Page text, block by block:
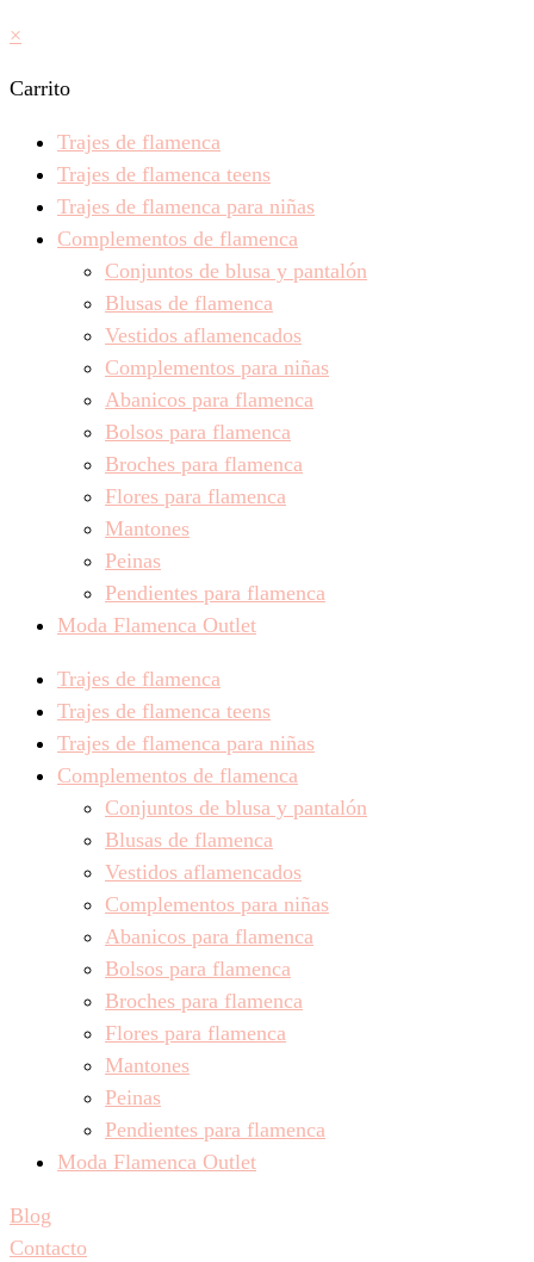
×
Carrito
Trajes de flamenca
Trajes de flamenca teens
Trajes de flamenca para niñas
Complementos de flamenca
Conjuntos de blusa y pantalón
Blusas de flamenca
Vestidos aflamencados
Complementos para niñas
Abanicos para flamenca
Bolsos para flamenca
Broches para flamenca
Flores para flamenca
Mantones
Peinas
Pendientes para flamenca
Moda Flamenca Outlet
Trajes de flamenca
Trajes de flamenca teens
Trajes de flamenca para niñas
Complementos de flamenca
Conjuntos de blusa y pantalón
Blusas de flamenca
Vestidos aflamencados
Complementos para niñas
Abanicos para flamenca
Bolsos para flamenca
Broches para flamenca
Flores para flamenca
Mantones
Peinas
Pendientes para flamenca
Moda Flamenca Outlet
Blog
Contacto